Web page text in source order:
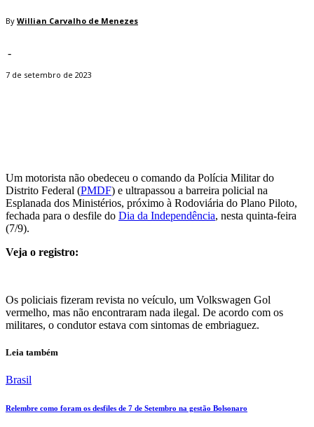
By Willian Carvalho de Menezes
-
7 de setembro de 2023
Um motorista não obedeceu o comando da Polícia Militar do
Distrito Federal (PMDF) e ultrapassou a barreira policial na
Esplanada dos Ministérios, próximo à Rodoviária do Plano Piloto,
fechada para o desfile do Dia da Independência, nesta quinta-feira
(7/9).
Veja o registro:
Os policiais fizeram revista no veículo, um Volkswagen Gol
vermelho, mas não encontraram nada ilegal. De acordo com os
militares, o condutor estava com sintomas de embriaguez.
Leia também
Brasil
Relembre como foram os desfiles de 7 de Setembro na gestão Bolsonaro